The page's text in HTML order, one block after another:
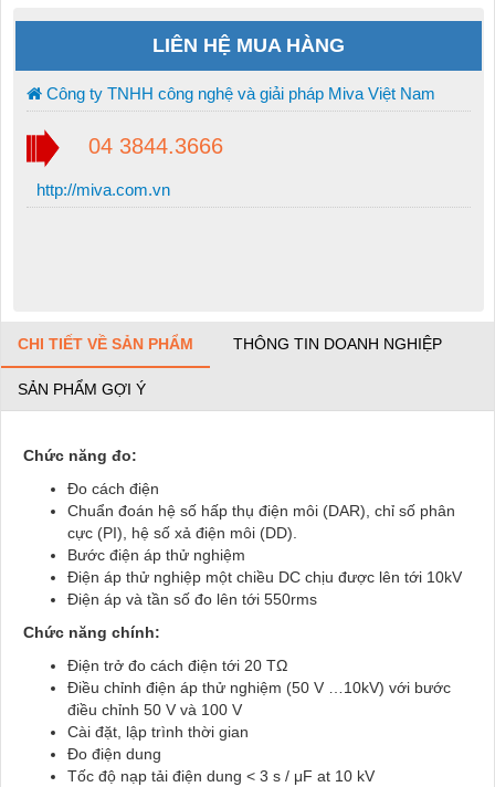
LIÊN HỆ MUA HÀNG
Công ty TNHH công nghệ và giải pháp Miva Việt Nam
04 3844.3666
http://miva.com.vn
CHI TIẾT VỀ SẢN PHẨM THÔNG TIN DOANH NGHIỆP
SẢN PHẨM GỢI Ý
Chức năng đo:
Đo cách điện
Chuẩn đoán hệ số hấp thụ điện môi (DAR), chỉ số phân
cực (PI), hệ số xả điện môi (DD).
Bước điện áp thử nghiệm
Điện áp thử nghiệp một chiều DC chịu được lên tới 10kV
Điện áp và tần số đo lên tới 550rms
Chức năng chính:
Điện trở đo cách điện tới 20 TΩ
Điều chỉnh điện áp thử nghiệm (50 V …10kV) với bước
điều chỉnh 50 V và 100 V
Cài đặt, lập trình thời gian
Đo điện dung
Tốc độ nạp tải điện dung < 3 s / μF at 10 kV